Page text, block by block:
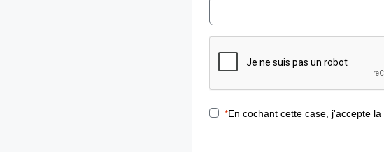
*En cochant cette case, j'accepte la